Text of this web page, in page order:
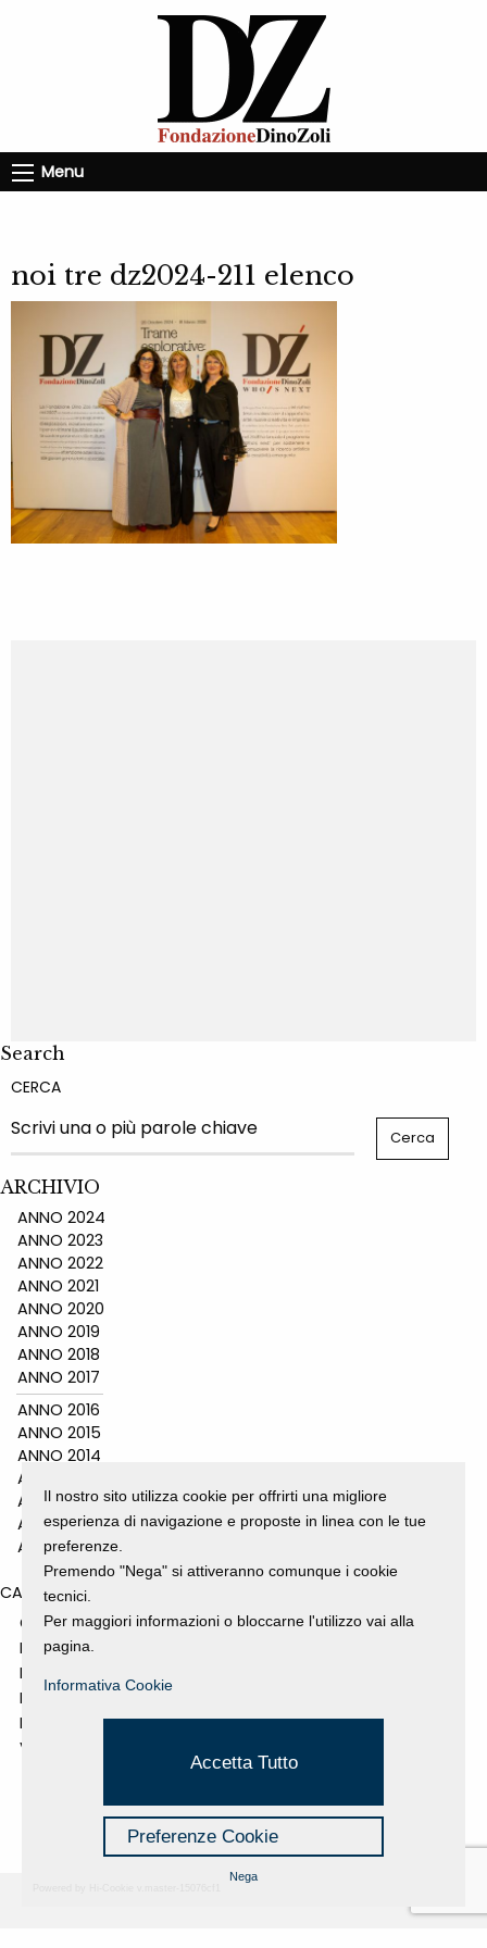
Menu
noi tre dz2024-211 elenco
Search
CERCA
ARCHIVIO
ANNO 2024
ANNO 2023
ANNO 2022
ANNO 2021
ANNO 2020
ANNO 2019
ANNO 2018
ANNO 2017
ANNO 2016
ANNO 2015
ANNO 2014
ANNO 2011
ANNO 2010
ANNO 2009
ANNO 2008
CATEGORIES
GALLERY
MOSTRE E EVENTI
NEWS
PROGETTI SOSTENUTI
RASSEGNA STAMPA
VIDEO
Il nostro sito utilizza cookie per offrirti una migliore
esperienza di navigazione e proposte in linea con le tue
preferenze.
Premendo "Nega" si attiveranno comunque i cookie
tecnici.
Per maggiori informazioni o bloccarne l'utilizzo vai alla
pagina.
Informativa Cookie
Accetta Tutto
Preferenze Cookie
Nega